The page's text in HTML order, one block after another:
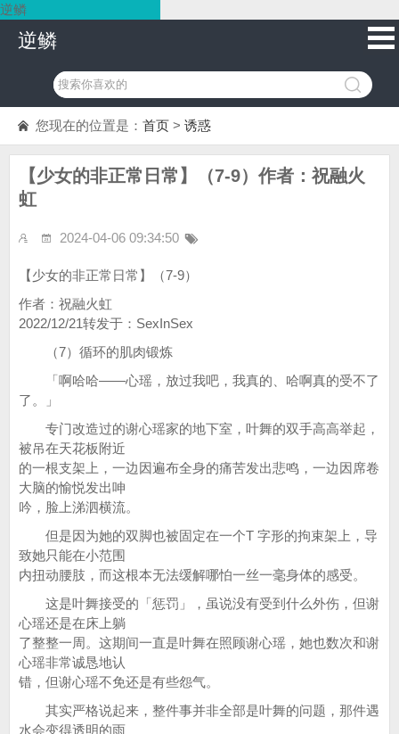
逆鳞
逆鳞
您现在的位置是： 首页 > 诱惑
【少女的非正常日常】（7-9）作者：祝融火
虹
2024-04-06 09:34:50
【少女的非正常日常】（7-9）
作者：祝融火虹
2022/12/21转发于：SexInSex
（7）循环的肌肉锻炼
「啊哈哈——心瑶，放过我吧，我真的、哈啊真的受不了
了。」
专门改造过的谢心瑶家的地下室，叶舞的双手高高举起，
被吊在天花板附近
的一根支架上，一边因遍布全身的痛苦发出悲鸣，一边因席卷
大脑的愉悦发出呻
吟，脸上涕泗横流。
但是因为她的双脚也被固定在一个T 字形的拘束架上，导
致她只能在小范围
内扭动腰肢，而这根本无法缓解哪怕一丝一毫身体的感受。
这是叶舞接受的「惩罚」，虽说没有受到什么外伤，但谢
心瑶还是在床上躺
了整整一周。这期间一直是叶舞在照顾谢心瑶，她也数次和谢
心瑶非常诚恳地认
错，但谢心瑶不免还是有些怨气。
其实严格说起来，整件事并非全部是叶舞的问题，那件遇
水会变得透明的雨